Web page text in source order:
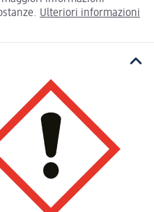
Ulteriori informazioni